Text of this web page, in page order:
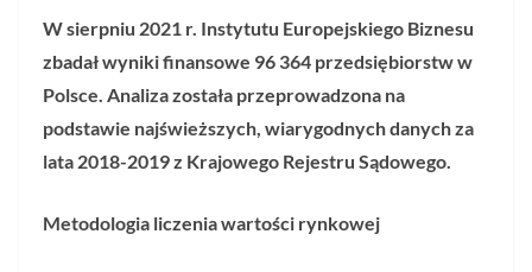
W sierpniu 2021 r. Instytutu Europejskiego Biznesu
zbadał wyniki finansowe 96 364 przedsiębiorstw w
Polsce. Analiza została przeprowadzona na
podstawie najświeższych, wiarygodnych danych za
lata 2018-2019 z Krajowego Rejestru Sądowego.
Metodologia liczenia wartości rynkowej